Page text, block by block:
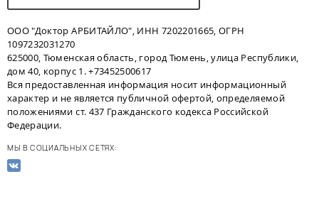
ООО "Доктор АРБИТАЙЛО", ИНН 7202201665, ОГРН
1097232031270
625000, Тюменская область, город Тюмень, улица Республики,
дом 40, корпус 1. +73452500617
Вся предоставленная информация носит информационный
характер и не является публичной офертой, определяемой
положениями ст. 437 Гражданского кодекса Российской
Федерации.
МЫ В СОЦИАЛЬНЫХ СЕТЯХ: